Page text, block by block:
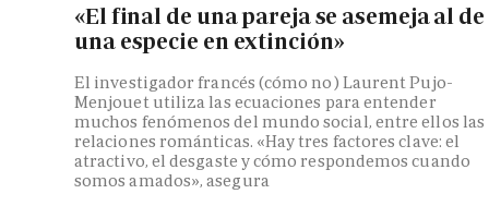
«El final de una pareja se asemeja al de
una especie en extinción»
El investigador francés (cómo no) Laurent Pujo-
Menjouet utiliza las ecuaciones para entender
muchos fenómenos del mundo social, entre ellos las
relaciones románticas. «Hay tres factores clave: el
atractivo, el desgaste y cómo respondemos cuando
somos amados», asegura